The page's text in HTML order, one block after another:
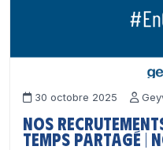
30 octobre 2025
Nos
temps partagé |